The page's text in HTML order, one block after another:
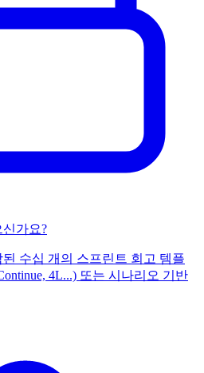
가요?
수십 개의 스프린트 회고 템플
4L...) 또는 시나리오 기반